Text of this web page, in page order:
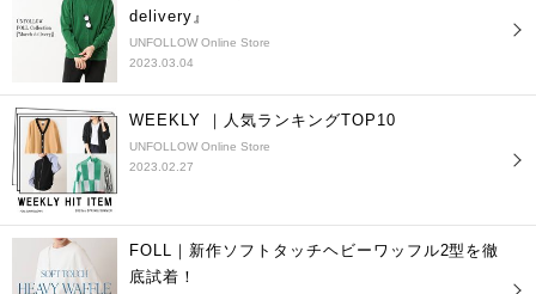
delivery』
UNFOLLOW Online Store
2023.03.04
WEEKLY ｜人気ランキングTOP10
UNFOLLOW Online Store
2023.02.27
FOLL｜新作ソフトタッチヘビーワッフル2型を徹
底試着！